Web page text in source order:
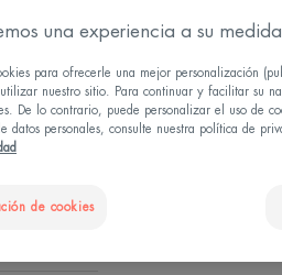
una experiencia a su
para ofrecerle una mejor personalización
nuestro sitio. Para continuar y facilitar su
De lo contrario, puede personalizar el uso de
datos personales, consulte nuestra política de
de cookies